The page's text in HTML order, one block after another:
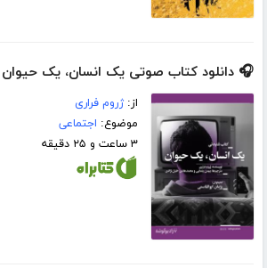
🎧 دانلود کتاب صوتی یک انسان، یک حیوان
از:ژروم فراری
موضوع: اجتماعی
۳ ساعت و ۲۵ دقیقه